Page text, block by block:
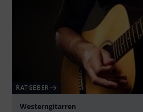
RATGEBER
Westerngitarren